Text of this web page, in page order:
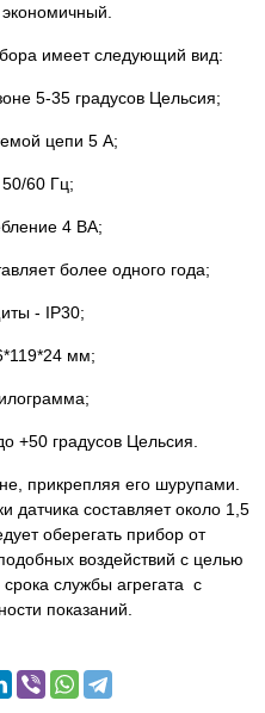
имеет следующий вид:
5-35 градусов Цельсия;
цепи 5 А;
50/60 Гц;
4 ВА;
более одного года;
- IP30;
мм;
+50 градусов Цельсия.
прикрепляя его шурупами.
датчика составляет около 1,5
оберегать прибор от
воздействий с целью
службы агрегата с
показаний.